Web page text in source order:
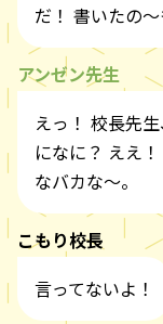
だ！ 書いたの～
アンゼン先生
えっ！ 校長先
になに？ ええ
なバカな～。
こもり校長
言ってないよ！